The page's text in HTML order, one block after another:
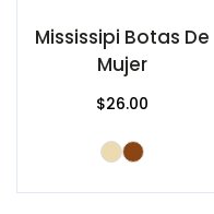
Mississipi Botas De
Mujer
$26.00